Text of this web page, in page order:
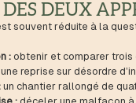
DES DEUX
souvent réduite à la
: obtenir et comparer trois
une reprise sur désordre
un chantier rallongé de